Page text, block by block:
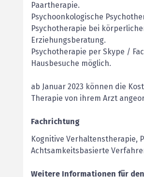
Paartherapie.
Psychoonkologische
Psychotherapie bei
Erziehungsberatung.
Psychotherapie per Skype /
Hausbesuche möglich.
ab Januar 2023 können die
Therapie von ihrem Arzt
Fachrichtung
Kognitive Verhaltenstherapie,
Achtsamkeitsbasierte
Weitere Informationen für